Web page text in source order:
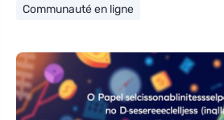
Communauté en ligne